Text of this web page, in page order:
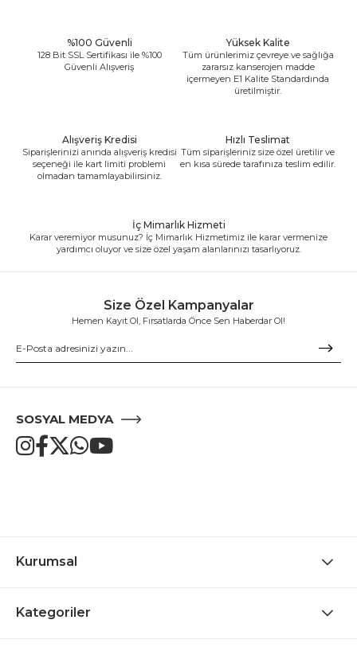
%100 Güvenli
128 Bit SSL Sertifikası ile %100
Güvenli Alışveriş
Yüksek Kalite
Tüm ürünlerimiz çevreye ve sağlığa
zararsız kanserojen madde
içermeyen E1 Kalite Standardında
üretilmiştir.
Alışveriş Kredisi
Siparişlerinizi anında alışveriş kredisi
seçeneği ile kart limiti problemi
olmadan tamamlayabilirsiniz.
Hızlı Teslimat
Tüm siparişleriniz size özel üretilir ve
en kısa sürede tarafınıza teslim edilir.
İç Mimarlık Hizmeti
Karar veremiyor musunuz? İç Mimarlık Hizmetimiz ile karar vermenize
yardımcı oluyor ve size özel yaşam alanlarınızı tasarlıyoruz.
Size Özel Kampanyalar
Hemen Kayıt Ol, Fırsatlarda Önce Sen Haberdar Ol!
SOSYAL MEDYA
Kurumsal
Kategoriler